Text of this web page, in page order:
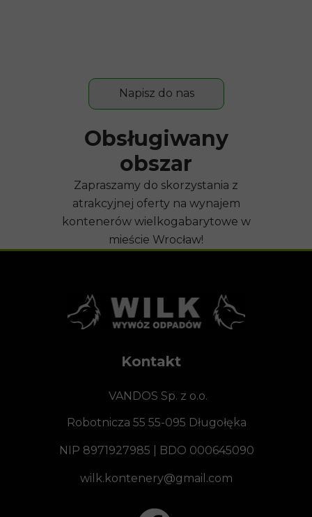
Napisz do nas
Obsługiwany
obszar
Zapraszamy do skorzystania z
atrakcyjnej oferty na wynajem
kontenerów wielkogabarytowe w
mieście Wrocław!
Kontakt
VANDOS Sp. z o.o.
Robotnicza 55 55-095 Długołęka
NIP 8971927985 | BDO 000645090
wilk.kontenery@gmail.com